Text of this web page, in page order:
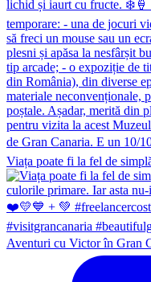
Viața poate fi la fel de
Aventuri cu Victor în Gran